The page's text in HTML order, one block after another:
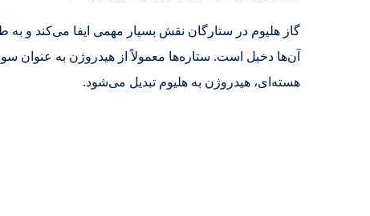
گاز هلیوم در ستارگان نقش بسیار مهمی ایفا می‌کند و به
آن‌ها دخیل است. ستاره‌ها معمولاً از هیدروژن به عنوان
هسته‌ای، هیدروژن به هلیوم تبدیل می‌شود.